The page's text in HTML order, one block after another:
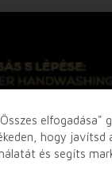
hogy javítsd
és segíts